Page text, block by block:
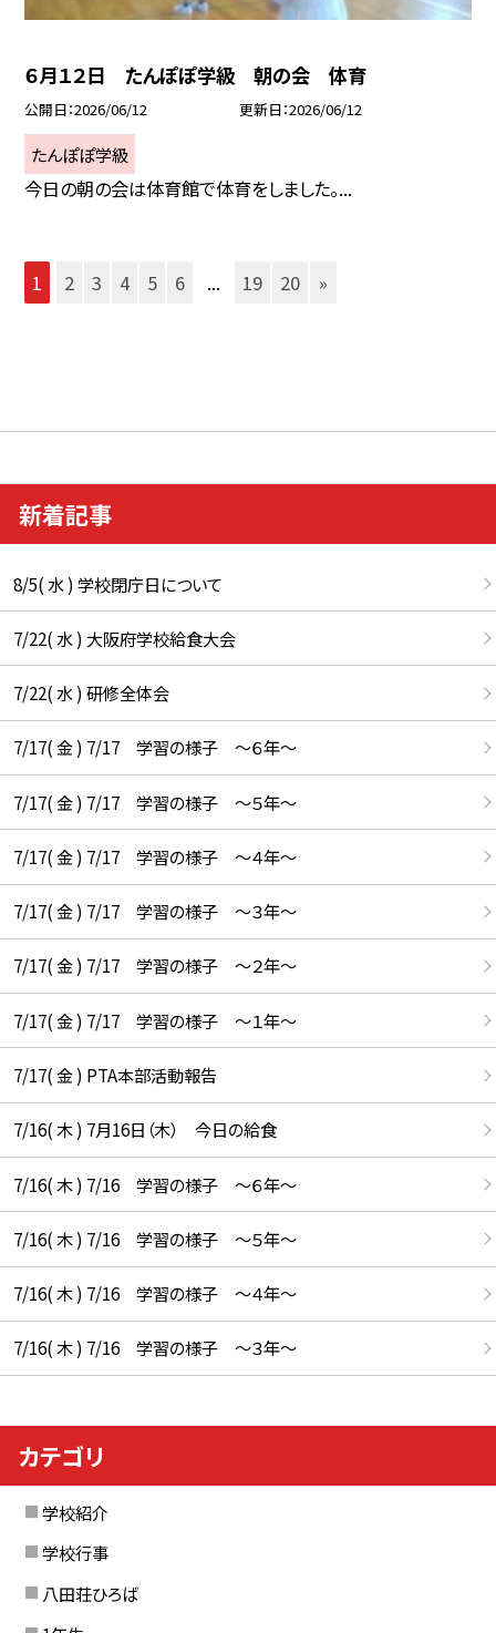
６月１２日 たんぽぽ学級 朝の会 体育
公開日 2026/06/12 更新日 2026/06/12
たんぽぽ学級
今日の朝の会は体育館で体育をしました。...
1 2 3 4 5 6 ... 19 20 »
新着記事
8/5( 水 ) 学校閉庁日について
7/22( 水 ) 大阪府学校給食大会
7/22( 水 ) 研修全体会
7/17( 金 ) 7/17 学習の様子 ～６年～
7/17( 金 ) 7/17 学習の様子 ～５年～
7/17( 金 ) 7/17 学習の様子 ～４年～
7/17( 金 ) 7/17 学習の様子 ～３年～
7/17( 金 ) 7/17 学習の様子 ～２年～
7/17( 金 ) 7/17 学習の様子 ～１年～
7/17( 金 ) PTA本部活動報告
7/16( 木 ) 7月16日（木） 今日の給食
7/16( 木 ) 7/16 学習の様子 ～６年～
7/16( 木 ) 7/16 学習の様子 ～５年～
7/16( 木 ) 7/16 学習の様子 ～４年～
7/16( 木 ) 7/16 学習の様子 ～３年～
カテゴリ
学校紹介
学校行事
八田荘ひろば